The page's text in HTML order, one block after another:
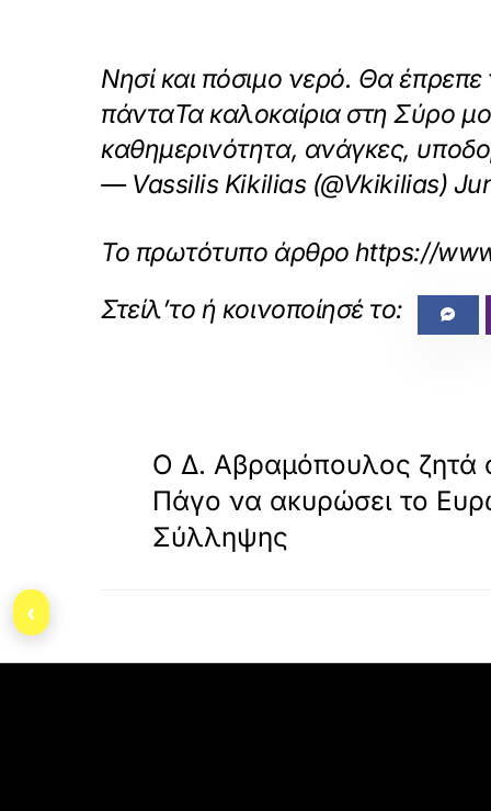
Νησί και πόσιμο νερό. Θα
πάνταΤα καλοκαίρια στη Σύρο
καθημερινότητα, ανάγκες,
— Vassilis Kikilias (@Vkikilias)
Το πρωτότυπο άρθρο https://
Ο Δ. Αβραμόπουλος ζητά
Πάγο να ακυρώσει το
Σύλληψης
‹